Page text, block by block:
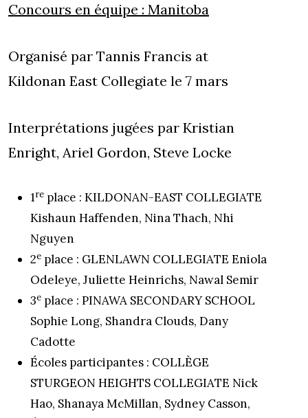
Concours en équipe : Manitoba
Organisé par Tannis Francis at
Kildonan East Collegiate le 7 mars
Interprétations jugées par Kristian
Enright, Ariel Gordon, Steve Locke
1re place : KILDONAN-EAST COLLEGIATE
Kishaun Haffenden, Nina Thach, Nhi
Nguyen
2e place : GLENLAWN COLLEGIATE Eniola
Odeleye, Juliette Heinrichs, Nawal Semir
3e place : PINAWA SECONDARY SCHOOL
Sophie Long, Shandra Clouds, Dany
Cadotte
Écoles participantes : COLLÈGE
STURGEON HEIGHTS COLLEGIATE Nick
Hao, Shanaya McMillan, Sydney Casson,